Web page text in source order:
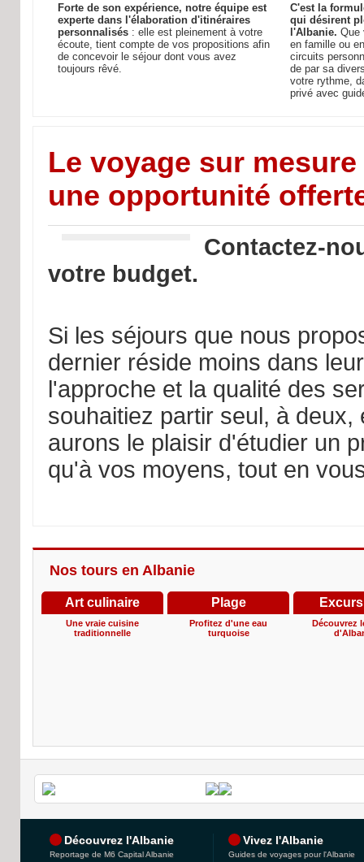
Forte de son expérience, notre équipe est
experte dans l'élaboration d'itinéraires
personnalisés : elle est pleinement à votre
écoute, tient compte de vos propositions afin
de concevoir le séjour dont vous avez
toujours rêvé.
C'est la
qui désirent
l'Albanie. Que
en famille ou
circuits
de par sa
votre rythme,
privé avec
Le voyage sur
une opportunité
Contactez-
votre budget.
Si les séjours que nous
dernier réside moins dans
l'approche et la qualité des
souhaitiez partir seul, à
aurons le plaisir d'étudier un
qu'à vos moyens, tout en
Nos tours en Albanie
Art culinaire
Une vraie cuisine
traditionnelle
Plage
Profitez d'une eau
turquoise
Découvrez
Montagne Nature
Découvrez l'Albanie
Reportage de M6 Capital Albanie
Vivez l'Albanie
Guides de voyages pour l'Albanie